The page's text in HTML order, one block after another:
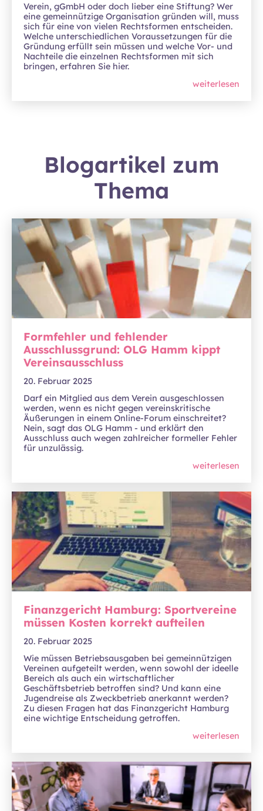
Verein, gGmbH oder doch lieber eine Stiftung? Wer
eine gemeinnützige Organisation gründen will, muss
sich für eine von vielen Rechtsformen entscheiden.
Welche unterschiedlichen Voraussetzungen für die
Gründung erfüllt sein müssen und welche Vor- und
Nachteile die einzelnen Rechtsformen mit sich
bringen, erfahren Sie hier.
weiterlesen
Blogartikel zum
Thema
Formfehler und fehlender
Ausschlussgrund: OLG Hamm kippt
Vereinsausschluss
20. Februar 2025
Darf ein Mitglied aus dem Verein ausgeschlossen
werden, wenn es nicht gegen vereinskritische
Äußerungen in einem Online-Forum einschreitet?
Nein, sagt das OLG Hamm - und erklärt den
Ausschluss auch wegen zahlreicher formeller Fehler
für unzulässig.
weiterlesen
Finanzgericht Hamburg: Sportvereine
müssen Kosten korrekt aufteilen
20. Februar 2025
Wie müssen Betriebsausgaben bei gemeinnützigen
Vereinen aufgeteilt werden, wenn sowohl der ideelle
Bereich als auch ein wirtschaftlicher
Geschäftsbetrieb betroffen sind? Und kann eine
Jugendreise als Zweckbetrieb anerkannt werden?
Zu diesen Fragen hat das Finanzgericht Hamburg
eine wichtige Entscheidung getroffen.
weiterlesen